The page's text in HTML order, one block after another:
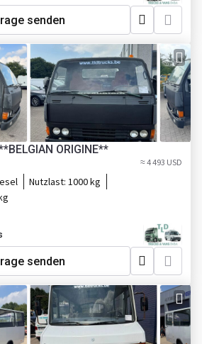
senden
ORIGINE**
≈ 4 493 USD
Nutzlast: 1000 kg
senden